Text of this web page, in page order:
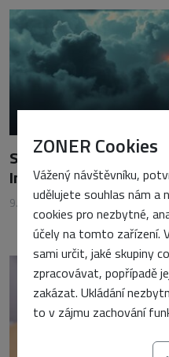
ZONER Cookies
Vážený návštěvníku,
udělujete souhlas nám a
cookies pro nezbytné,
účely na tomto zařízení.
sami určit, jaké skupiny
zpracovávat, popřípadě
zakázat. Ukládání
to v zájmu zachování
Srovnávání AI
Image Editor &
9. října 2025 • Petra Sasínová